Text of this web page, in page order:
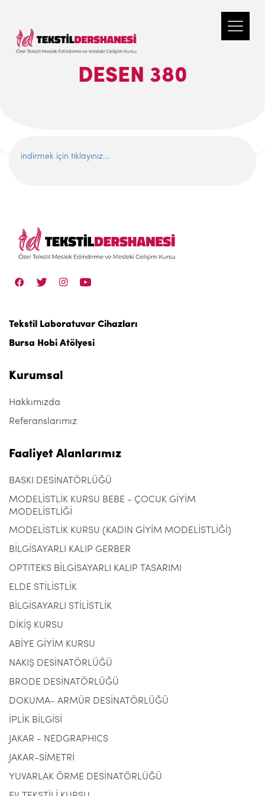
DESEN 380
indirmek için tıklayınız...
Tekstil Laboratuvar Cihazları
Bursa Hobi Atölyesi
Kurumsal
Hakkımızda
Referanslarımız
Faaliyet Alanlarımız
BASKI DESİNATÖRLÜĞÜ
MODELİSTLİK KURSU BEBE - ÇOCUK GİYİM
MODELİSTLİĞİ
MODELİSTLİK KURSU (KADIN GİYİM MODELİSTLİĞİ)
BİLGİSAYARLI KALIP GERBER
OPTITEKS BİLGİSAYARLI KALIP TASARIMI
ELDE STİLİSTLİK
BİLGİSAYARLI STİLİSTLİK
DİKİŞ KURSU
ABİYE GİYİM KURSU
NAKIŞ DESİNATÖRLÜĞÜ
BRODE DESİNATÖRLÜĞÜ
DOKUMA- ARMÜR DESİNATÖRLÜĞÜ
İPLİK BİLGİSİ
JAKAR - NEDGRAPHICS
JAKAR-SİMETRİ
YUVARLAK ÖRME DESİNATÖRLÜĞÜ